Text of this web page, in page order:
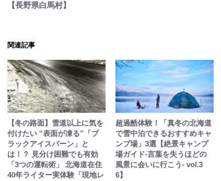
【長野県白馬村】
関連記事
【冬の路面】雪道以上に気を
付けたい “表面が凍る”「ブ
ラックアイスバーン」と
は！？ 見分け困難でも有効
「3つの運転術」 北海道在住
40年ライター実体験「現地レ
超過酷体験！「真冬の北海道
で雪中泊できるおすすめキャ
ンプ場」3選【絶景キャンプ
場ガイド-言葉を失うほどの
風景に会いに行こう- vol.3
6】